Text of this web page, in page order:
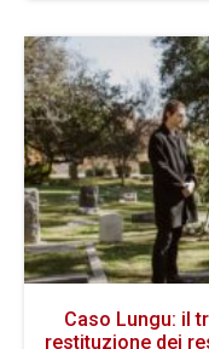
Caso Lungu: il
restituzione dei